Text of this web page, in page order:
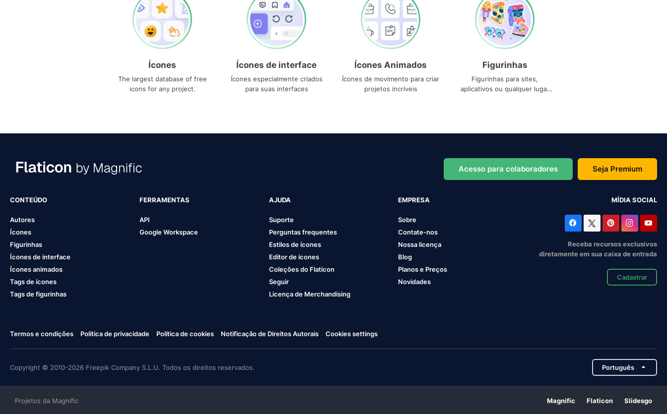
Ícones
The largest database of free
icons for any project.
Ícones de interface
Ícones especialmente criados
para suas interfaces
Ícones Animados
Ícones de movimento para criar
projetos incríveis
Figurinhas
Figurinhas para sites,
aplicativos ou qualquer lugar
Acesso para colaboradores Seja Premium
CONTEÚDO
Autores
Ícones
Figurinhas
Ícones de interface
Ícones animados
Tags de ícones
Tags de figurinhas
FERRAMENTAS
API
Google Workspace
AJUDA
Suporte
Perguntas frequentes
Estilos de ícones
Editor de ícones
Coleções do Flaticon
Seguir
Licença de Merchandising
EMPRESA
Sobre
Contate-nos
Nossa licença
Blog
Planos e Preços
Novidades
MÍDIA SOCIAL
Receba recursos exclusivos
diretamente em sua caixa de entrada
Cadastrar
Termos e condições Política de privacidade Política de cookies Notificação de Direitos Autorais Cookies settings
Copyright © 2010-2026 Freepik Company S.L.U. Todos os direitos reservados. Português
Projetos da Magnific Magnific Flaticon Slidesgo